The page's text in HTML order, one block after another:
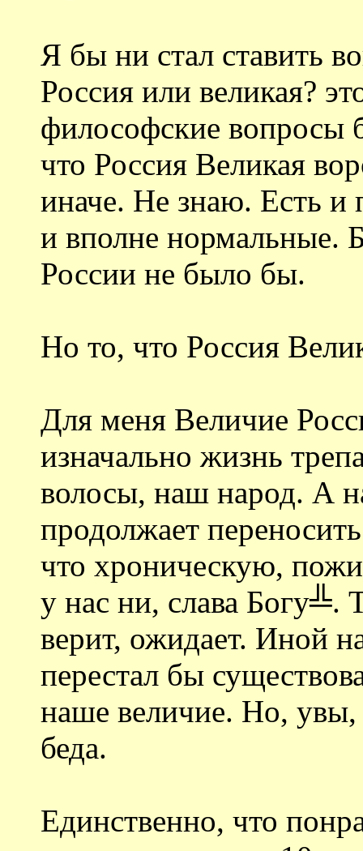
Я бы ни стал ставить
Россия или великая?
философские вопросы
что Россия Великая
иначе. Не знаю. Есть и
и вполне нормальные.
России не было бы.
Но то, что Россия
Для меня Величие
изначально жизнь
волосы, наш народ. А
продолжает
что хроническую,
у нас ни, слава Богу╩.
верит, ожидает. Иной
перестал бы
наше величие. Но,
беда.
Единственно, что